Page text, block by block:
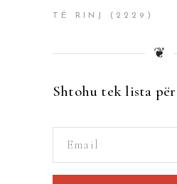
TË RINJ (2229)
❦
Shtohu tek lista